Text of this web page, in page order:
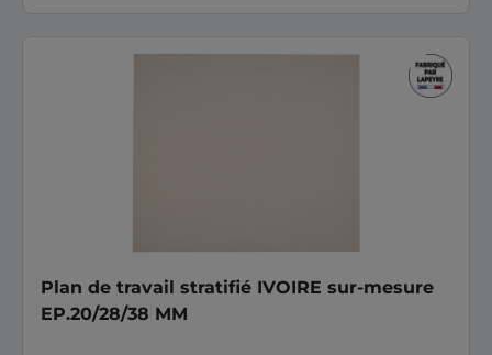
Plan de travail stratifié IVOIRE sur-mesure
EP.20/28/38 MM